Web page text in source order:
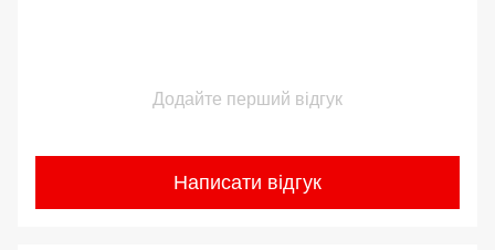
Додайте перший відгук
Написати відгук